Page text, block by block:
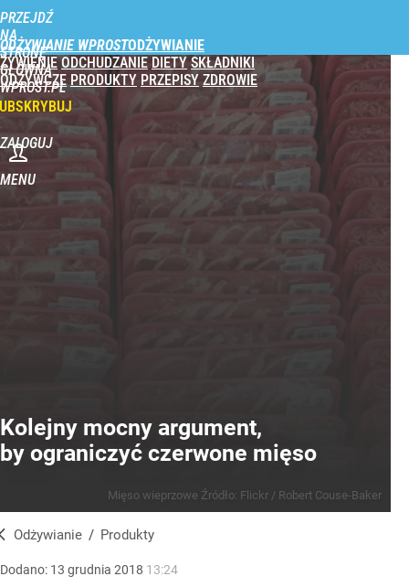
PRZEJDŹ
NA
STRONĘ
GŁÓWNĄ
WPROST.PL
ODŻYWIANIE WPROST
ŻYWIENIE ODCHUDZANIE DIETY SKŁADNIKI
ODŻYWCZE PRODUKTY PRZEPISY ZDROWIE
ZALOGUJ
MENU
Kolejny mocny argument,
by ograniczyć czerwone mięso
Mięso wieprzowe Źródło: Flickr / Robert Couse-Baker
Odżywianie / Produkty
Dodano: 13 grudnia 2018 13:24